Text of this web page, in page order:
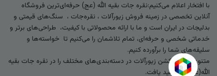
با افتخار اعلام می‌کنیم:نقره جات بقیه الله (عج) حرفه‌ای‌ترین فروشگاه
آنلاین تخصصی در زمینه فروش زیورآلات ، نقره‌جات ، سنگ‌های قیمتی و
بدلیجات در ایران است و ما با ارائه محصولاتی با کیفیت، طراحی‌های برتر و
خدماتی شخصی و حرفه‌ای، تمام تلاشمان را می‌کنیم تا خواسته‌ها و
سلیقه‌های شما را برآورده کنیم.
متنوع‌ترین کالکشن زیورآلات در دسته‌بندی‌های مختلف را در نقره جات بقیه
الله(عج) خواهید یافت.